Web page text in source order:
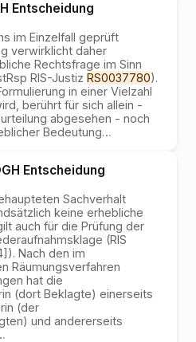
Entscheidung
im Einzelfall geprüft
verwirklicht daher
Rechtsfrage im Sinn
RIS-Justiz RS0037780).
in einer Vielzahl
berührt für sich allein -
abgesehen - noch
Bedeutung…
Entscheidung
Sachverhalt
keine erhebliche
auch für die Prüfung der
(RIS
Nach den im
Räumungsverfahren
hat die
(dort Beklagte) einerseits
(der
und andererseits